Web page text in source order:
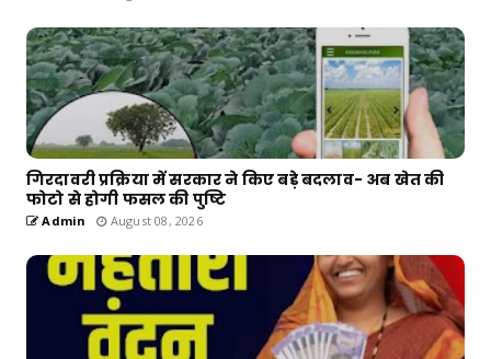
गिरदावरी प्रक्रिया में सरकार ने किए बड़े बदलाव- अब खेत की
फोटो से होगी फसल की पुष्टि
Admin August 08, 2026